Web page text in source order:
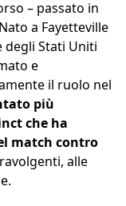
– passato in
a Fayetteville
degli Stati Uniti
e
il ruolo nel
più
che ha
match contro
alle